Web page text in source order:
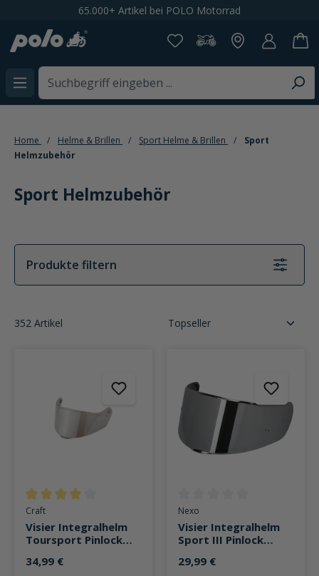
Spare 20% bei der Newsletteranmeldung
Home Helme & Brillen Sport Helme & Brillen
Sport
Helmzubehör
Sport Helmzubehör
Produkte filtern
352 Artikel
Durchschnittliche Bewertung von 4 von 5 Sternen
Craft
Visier Integralhelm
Toursport Pinlock
verspiegelt
34,99 €
Durchschnittliche Bewertung
Nexo
Visier Integralhelm
Sport III Pinlock
verspiegelt
29,99 €